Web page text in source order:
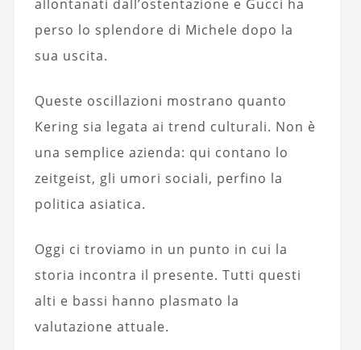
allontanati dall’ostentazione e Gucci ha
perso lo splendore di Michele dopo la
sua uscita.
Queste oscillazioni mostrano quanto
Kering sia legata ai trend culturali. Non è
una semplice azienda: qui contano lo
zeitgeist, gli umori sociali, perfino la
politica asiatica.
Oggi ci troviamo in un punto in cui la
storia incontra il presente. Tutti questi
alti e bassi hanno plasmato la
valutazione attuale.